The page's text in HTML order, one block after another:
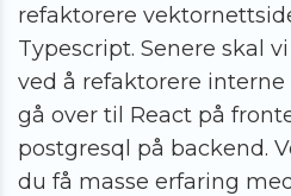
refaktorere
Typescript. Senere skal
ved å refaktorere interne
gå over til React på
postgresql på backend.
du få masse erfaring